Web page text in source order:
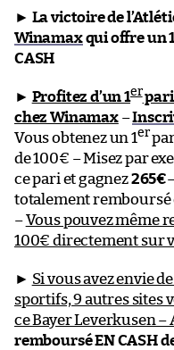
► La victoire de
Winamaxqui offre un
CASH
► Profitez d’un 1erpari
chez Winamax–
Vous obtenez un 1er
de 100€ – Misez par
ce pari et gagnez265€
totalement remboursé
–Vous pouvez même
100€ directement sur
► Si vous avez envie
sportifs, 9 autres sites
ce Bayer Leverkusen –
remboursé EN CASH